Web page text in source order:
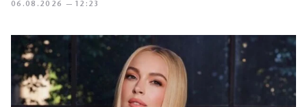
06.08.2026 — 12:23